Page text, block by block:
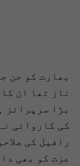
بھارت کو جن
ناز تھا ان
بڑا سرپرائز
کی کاروائی
رافیل کی
عزت کو بھی